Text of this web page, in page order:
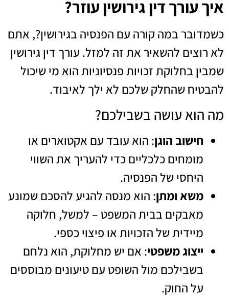
איך עורך דין גירושין עוזר?
כשמדובר במה קורה עם הפנסיה בגירושין?, אתם
לא רוצים להשאיר את זה למזל. עורך דין גירושין
שמבין בחלוקת זכויות פנסיוניות הוא מי שיכול
להבטיח שהחלק שלכם לא ילך לאיבוד.
מה הוא עושה בשבילכם?
חישוב הוגן: הוא עובד עם אקטוארים או
מומחים כלכליים כדי להעריך את השווי
היחסי של הפנסיה.
משא ומתן: הוא מנסה להגיע להסכם שמונע
מאבקים בבית המשפט – למשל, חלוקה
מיידית של הזכויות או פיצוי כספי.
ייצוג משפטי: אם יש מחלוקת, הוא נלחם
בשבילכם מול השופט עם טיעונים מבוססים
על החוק.